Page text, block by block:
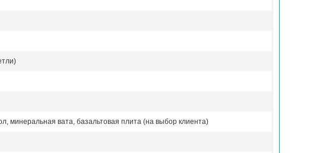
минеральная вата, базальтовая плита (на выбор клиента)